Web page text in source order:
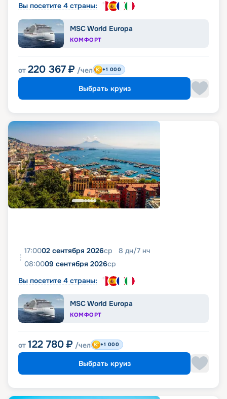
Вы посетите 4 страны:
MSC World Europa
КОМФОРТ
от 220 367 ₽ /чел +1 000
Выбрать круиз
17:0002 сентября 2026ср 8 дн/7 нч
08:0009 сентября 2026ср
Вы посетите 4 страны:
MSC World Europa
КОМФОРТ
от 122 780 ₽ /чел +1 000
Выбрать круиз